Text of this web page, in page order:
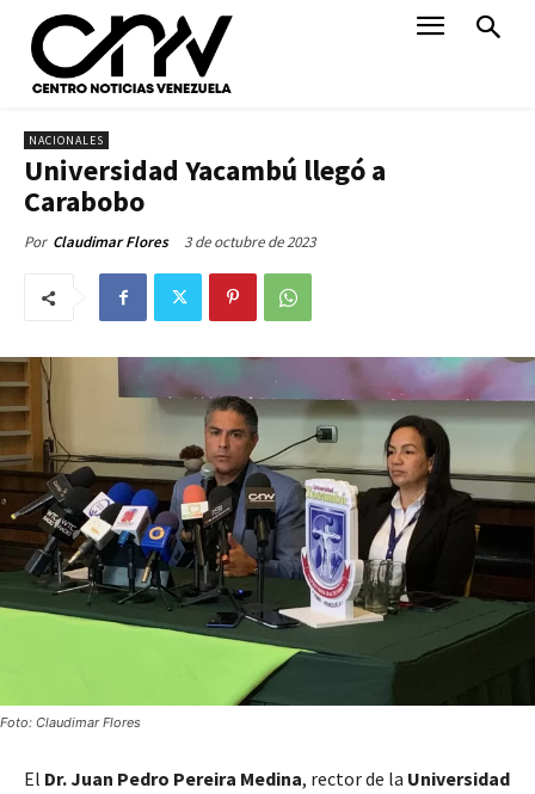
NACIONALES
Universidad Yacambú llegó a
Carabobo
Por Claudimar Flores 3 de octubre de 2023
Foto: Claudimar Flores
El Dr. Juan Pedro Pereira Medina, rector de la Universidad